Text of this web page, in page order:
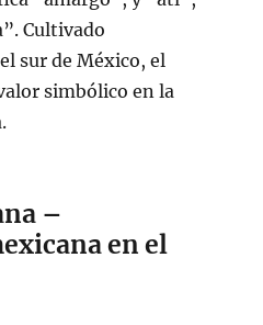
Cultivado
sur de México, el
simbólico en la
–
en el